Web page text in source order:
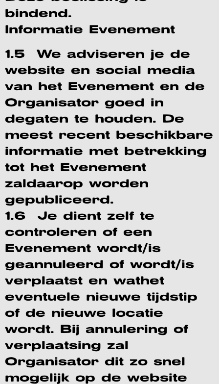
bindend.
Informatie Evenement
1.5 We adviseren je de
website en social media
van het Evenement en de
Organisator goed in
degaten te houden. De
meest recent beschikbare
informatie met betrekking
tot het Evenement
zaldaarop worden
gepubliceerd.
1.6 Je dient zelf te
controleren of een
Evenement wordt/is
geannuleerd of wordt/is
verplaatst en wathet
eventuele nieuwe tijdstip
of de nieuwe locatie
wordt. Bij annulering of
verplaatsing zal
Organisator dit zo snel
mogelijk op de website